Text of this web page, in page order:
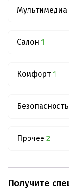
Мультимедиа
Салон 1
Комфорт 1
Безопасность
Прочее 2
Получите